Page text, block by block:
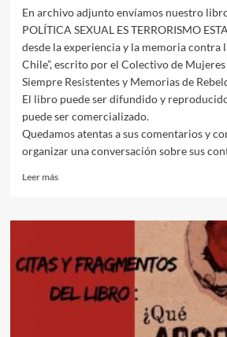
En archivo adjunto envíamos nuestro
POLÍTICA SEXUAL ES TERRORISMO
desde la experiencia y la memoria contra
Chile”, escrito por el Colectivo de
Siempre Resistentes y Memorias de
El libro puede ser difundido y
puede ser comercializado.
Quedamos atentas a sus comentarios y
organizar una conversación sobre sus
Leer másLeer
La
Sexual
Terrorismo